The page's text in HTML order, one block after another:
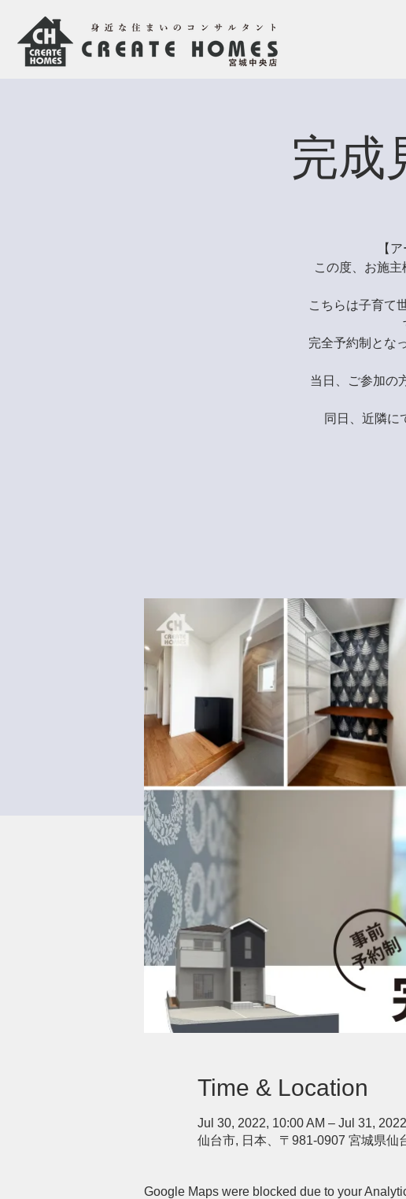
完成
【
この度、お施
こちらは子育て
完全予約制とな
当日、ご参加の
同日、近隣に
Time & Location
Jul 30, 2022, 10:00 AM – Jul 31,
仙台市, 日本、〒981-0907 宮城県仙
Google Maps were blocked due to your